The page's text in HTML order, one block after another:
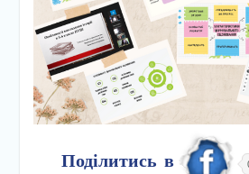
Поділитись в